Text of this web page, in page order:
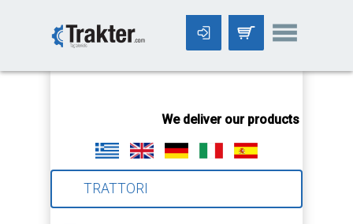
We deliver our products
TRATTORI